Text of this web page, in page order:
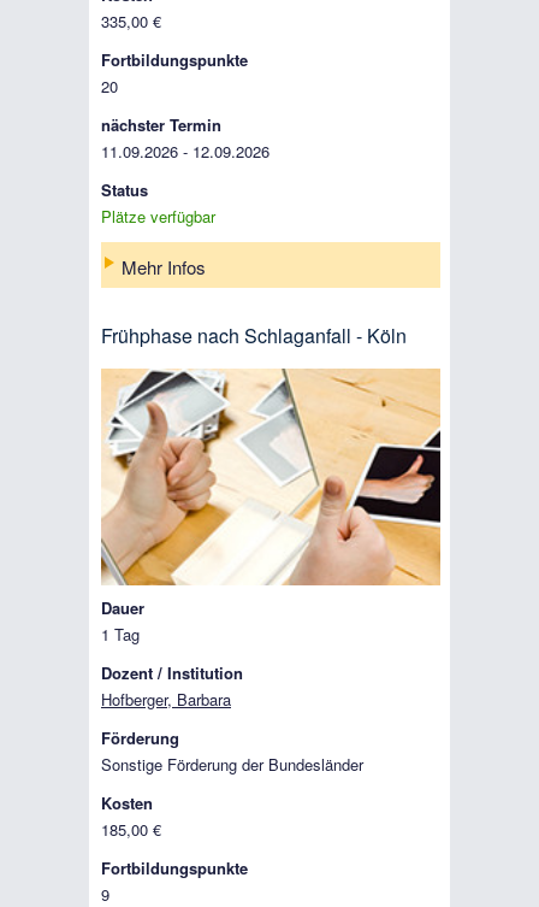
335,00 €
Fortbildungspunkte
20
nächster Termin
11.09.2026 - 12.09.2026
Status
Plätze verfügbar
Mehr Infos
Frühphase nach Schlaganfall - Köln
Dauer
1 Tag
Dozent / Institution
Hofberger, Barbara
Förderung
Sonstige Förderung der Bundesländer
Kosten
185,00 €
Fortbildungspunkte
9